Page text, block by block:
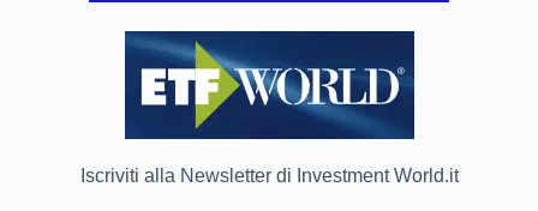
Iscriviti alla Newsletter di Investment World.it